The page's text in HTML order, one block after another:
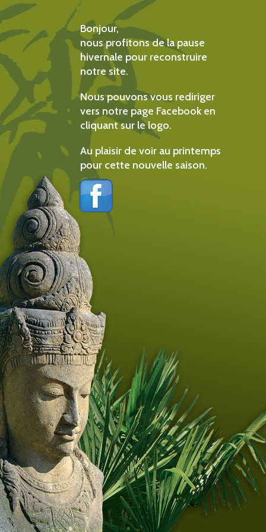
Bonjour,
nous profitons de la pause
hivernale pour reconstruire
notre site.
Nous pouvons vous rediriger
vers notre page Facebook en
cliquant sur le logo.
Au plaisir de voir au printemps
pour cette nouvelle saison.